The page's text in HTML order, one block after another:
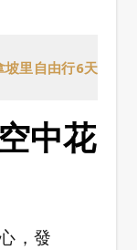
坡里自由行6天
中花
，發